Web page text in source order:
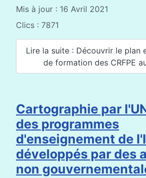
Mis à jour : 16 Avril 2021
Clics : 7871
Lire la suite : Découvrir le plan
de formation des CRFPE
Cartographie par
des programmes
d'enseignement de
développés par des
non